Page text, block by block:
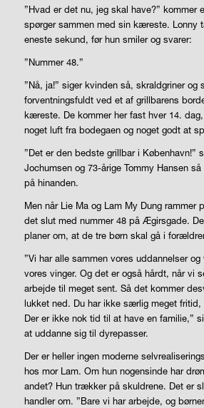
”Hvad er det nu, jeg skal have?” kommer
spørger sammen med sin kæreste. Lonny
eneste sekund, før hun smiler og svarer:
”Nummer 48.”
”Nå, ja!” siger kvinden så, skraldgriner og
forventningsfuldt ved et af grillbarens
kæreste. De kommer her fast hver 14.
noget luft fra bodegaen og noget godt at
”Det er den bedste grillbar i København!”
Jochumsen og 73-årige Tommy Hansen
på hinanden.
Men når Lie Ma og Lam My Dung rammer
det slut med nummer 48 på Ægirsgade.
planer om, at de tre børn skal gå i
”Vi har alle sammen vores uddannelser
vores vinger. Og det er også hårdt, når vi
arbejde til meget sent. Så det kommer
lukket ned. Du har ikke særlig meget fritid,
Der er ikke nok tid til at have en familie,”
at uddanne sig til dyrepasser.
Der er heller ingen moderne
hos mor Lam. Om hun nogensinde har
andet? Hun trækker på skuldrene. Det er
handler om. ”Bare vi har arbejde, og